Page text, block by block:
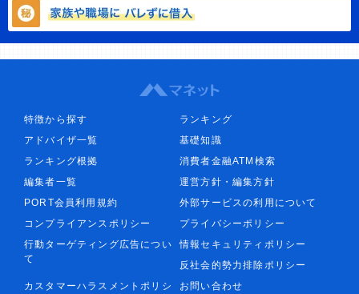
特徴から探す
ランキング
アドバイザ一覧
基礎知識
ランキング根拠
消費者金融ATM検索
編集者一覧
運営方針・編集方針
PORT会員利用規約
外部サービスの利用について
コンプライアンスポリシー
プライバシーポリシー
行動ターゲティング広告につい
て
情報セキュリティポリシー
反社会的勢力排除ポリシー
カスタマーハラスメントポリシ
お問い合わせ